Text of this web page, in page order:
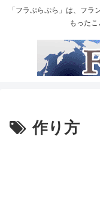
「フラぷらぷら」は、フ
もった
作り方